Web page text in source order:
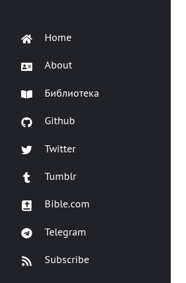
Home
About
Библиотека
Github
Twitter
Tumblr
Bible.com
Telegram
Subscribe